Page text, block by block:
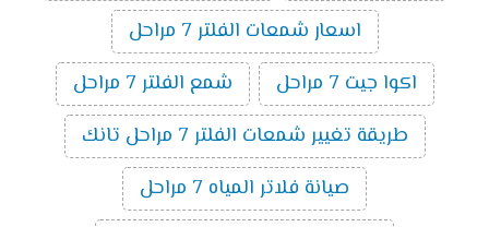
اسعار شمعات الفلتر 7 مراحل
اكوا جيت 7 مراحل
شمع الفلتر 7 مراحل
طريقة تغيير شمعات الفلتر 7 مراحل تانك
صيانة فلاتر المياه 7 مراحل